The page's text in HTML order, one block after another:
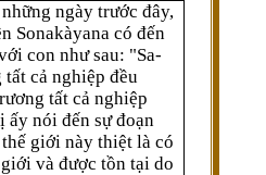
ngày trước đây,
Sonakàyana có đến
con như sau: "Sa-
cả nghiệp đều
tất cả nghiệp
ấy nói đến sự đoạn
giới này thiệt là có
và được tồn tại do